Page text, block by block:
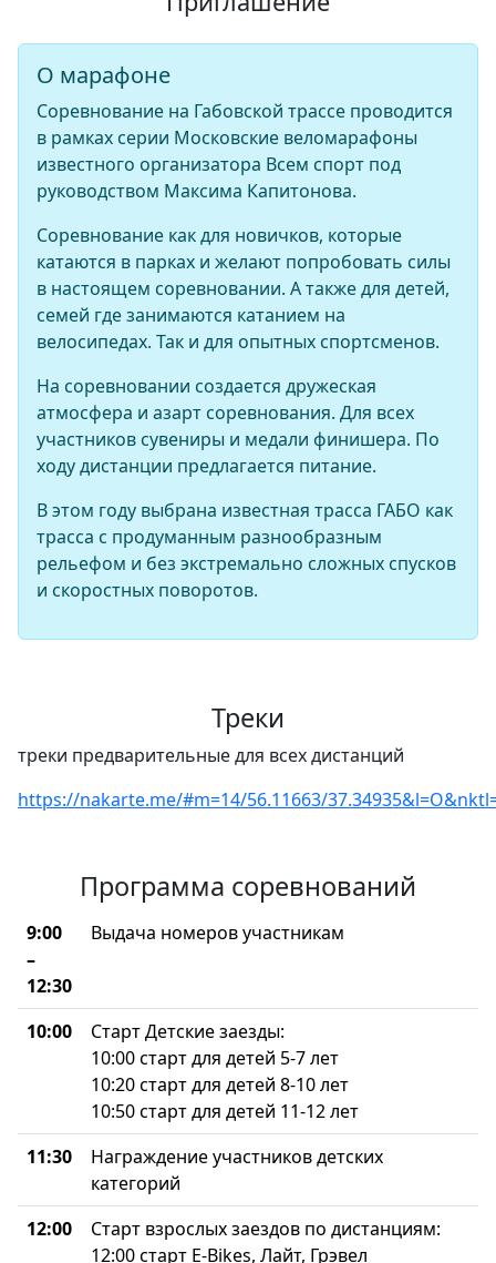
О марафоне
Соревнование на Габовской трассе проводится
в рамках серии Московские веломарафоны
известного организатора Всем спорт под
руководством Максима Капитонова.
Соревнование как для новичков, которые
катаются в парках и желают попробовать силы
в настоящем соревновании. А также для детей,
семей где занимаются катанием на
велосипедах. Так и для опытных спортсменов.
На соревновании создается дружеская
атмосфера и азарт соревнования. Для всех
участников сувениры и медали финишера. По
ходу дистанции предлагается питание.
В этом году выбрана известная трасса ГАБО как
трасса с продуманным разнообразным
рельефом и без экстремально сложных спусков
и скоростных поворотов.
Треки
треки предварительные для всех дистанций
https://nakarte.me/#m=14/56.11663/
Программа соревнований
9:00
–
12:30
Выдача номеров участникам
10:00
Старт Детские заезды:
10:00 старт для детей 5-7 лет
10:20 старт для детей 8-10 лет
10:50 старт для детей 11-12 лет
11:30
Награждение участников детских
категорий
12:00
Старт взрослых заездов по дистанциям:
12:00 старт E-Bikes, Лайт, Грэвел